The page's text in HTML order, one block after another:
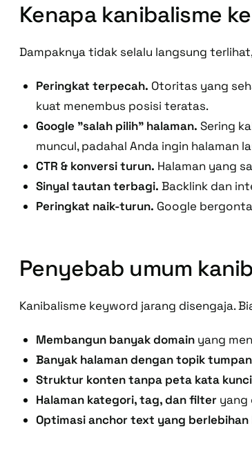
Kenapa kanibalisme
Dampaknya tidak selalu langsung
Peringkat terpecah. Otoritas yang
kuat menembus posisi teratas.
Google "salah pilih" halaman. Sering
muncul, padahal Anda ingin halaman
CTR & konversi turun. Halaman yang
Sinyal tautan terbagi. Backlink dan
Peringkat naik-turun. Google
Penyebab umum
Kanibalisme keyword jarang disengaja.
Membangun banyak domain yang
Banyak halaman dengan topik
Struktur konten tanpa peta kata kunci
Halaman kategori, tag, dan filter yang
Optimasi anchor text yang berlebihan